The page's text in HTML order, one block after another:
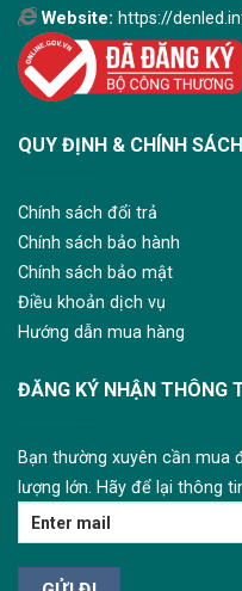
Website: https://
QUY ĐỊNH & CHÍNH SÁCH
Chính sách đổi trả
Chính sách bảo hành
Chính sách bảo mật
Điều khoản dịch vụ
Hướng dẫn mua hàng
ĐĂNG KÝ NHẬN THÔNG
Bạn thường xuyên cần mua
lượng lớn. Hãy để lại thông